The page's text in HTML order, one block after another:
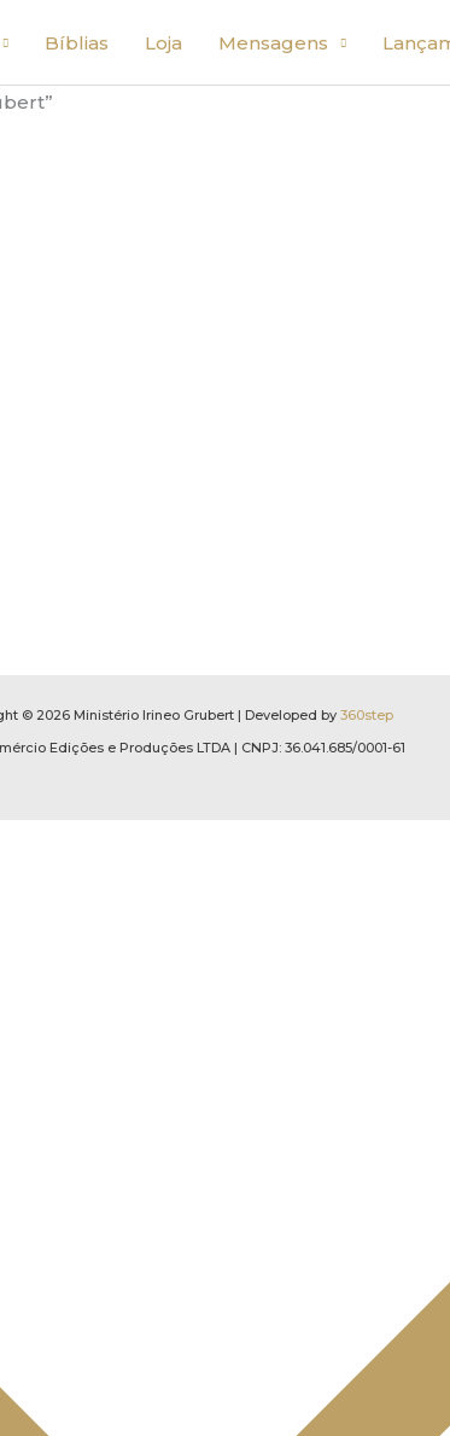
Bíblias Loja Mensagens
© 2026 Ministério Irineo Grubert | Developed by 360step
Edições e Produções LTDA | CNPJ: 36.041.685/0001-61